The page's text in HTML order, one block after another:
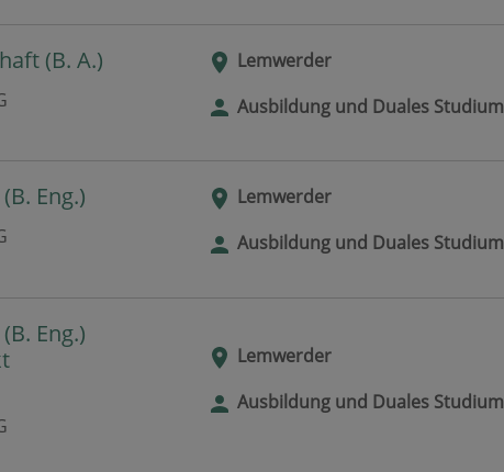
(B. A.)
Lemwerder
Ausbildung und Duales Studium
Eng.)
Lemwerder
Ausbildung und Duales Studium
Eng.)
Lemwerder
Ausbildung und Duales Studium